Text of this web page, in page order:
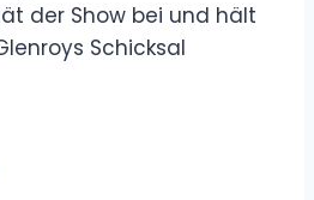
der Show bei und hält
Schicksal